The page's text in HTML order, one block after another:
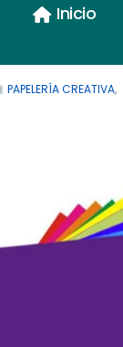
Inicio
PAPELERÍA CREATIVA,